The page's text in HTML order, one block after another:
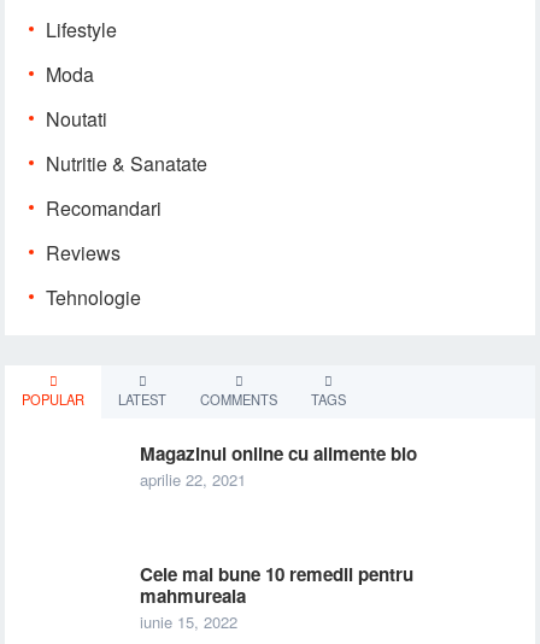
Lifestyle
Moda
Noutati
Nutritie & Sanatate
Recomandari
Reviews
Tehnologie
POPULAR LATEST COMMENTS TAGS
Magazinul online cu alimente bio
aprilie 22, 2021
Cele mai bune 10 remedii pentru
mahmureala
iunie 15, 2022